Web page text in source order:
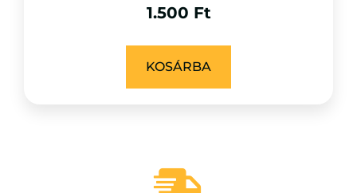
1.500 Ft
KOSÁRBA